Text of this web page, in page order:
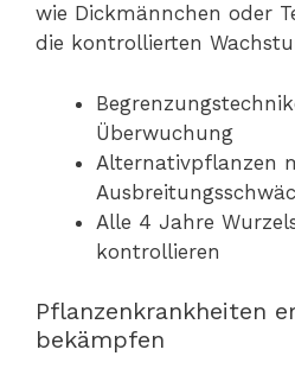
wie Dickmännchen oder
die kontrollierten
Überwuchung
Alternativpflanzen
Alle 4 Jahre
kontrollieren
Pflanzenkrankheiten
bekämpfen